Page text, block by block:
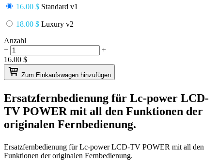
16.00 $ Standard v1
18.00 $ Luxury v2
Anzahl
−
+
16.00 $
Zum Einkaufswagen hinzufügen
Ersatzfernbedienung für Lc-power LCD-
TV POWER mit all den Funktionen der
originalen Fernbedienung.
Ersatzfernbedienung fürLc-power LCD-TV POWER mit all den
Funktionen der originalen Fernbedienung.